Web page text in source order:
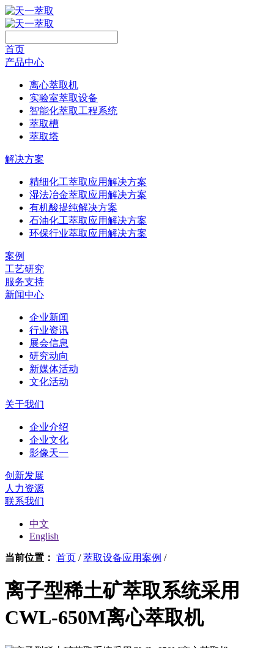
首页
产品中心
离心萃取机
实验室萃取设备
智能化萃取工程系统
萃取槽
萃取塔
解决方案
精细化工萃取应用解决方案
湿法冶金萃取应用解决方案
有机酸提纯解决方案
石油化工萃取应用解决方案
环保行业萃取应用解决方案
案例
工艺研究
服务支持
新闻中心
企业新闻
行业资讯
展会信息
研究动向
新媒体活动
文化活动
关于我们
企业介绍
企业文化
影像天一
创新发展
人力资源
联系我们
中文
English
当前位置： 首页 / 萃取设备应用案例 /
离子型稀土矿萃取系统采用
CWL-650M离心萃取机